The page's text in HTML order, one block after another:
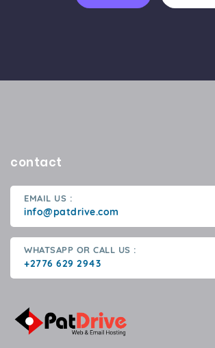
contact
EMAIL US :
info@patdrive.com
WHATSAPP OR CALL US :
+2776 629 2943